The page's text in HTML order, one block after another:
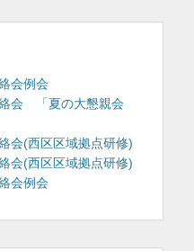
会例会
会 「夏の大懇親会
会(西区区域拠点研修)
会(西区区域拠点研修)
会例会